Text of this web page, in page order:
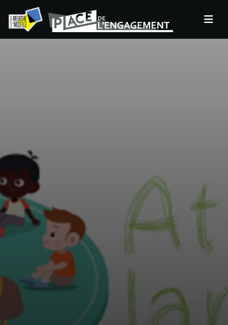
Panneau de gestion des cookies